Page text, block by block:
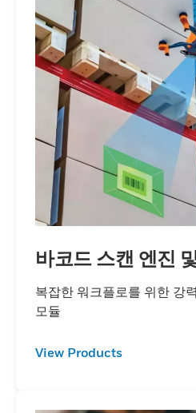
바코드 스캔 엔진
복잡한 워크플로를 위한 강
모듈
View Products